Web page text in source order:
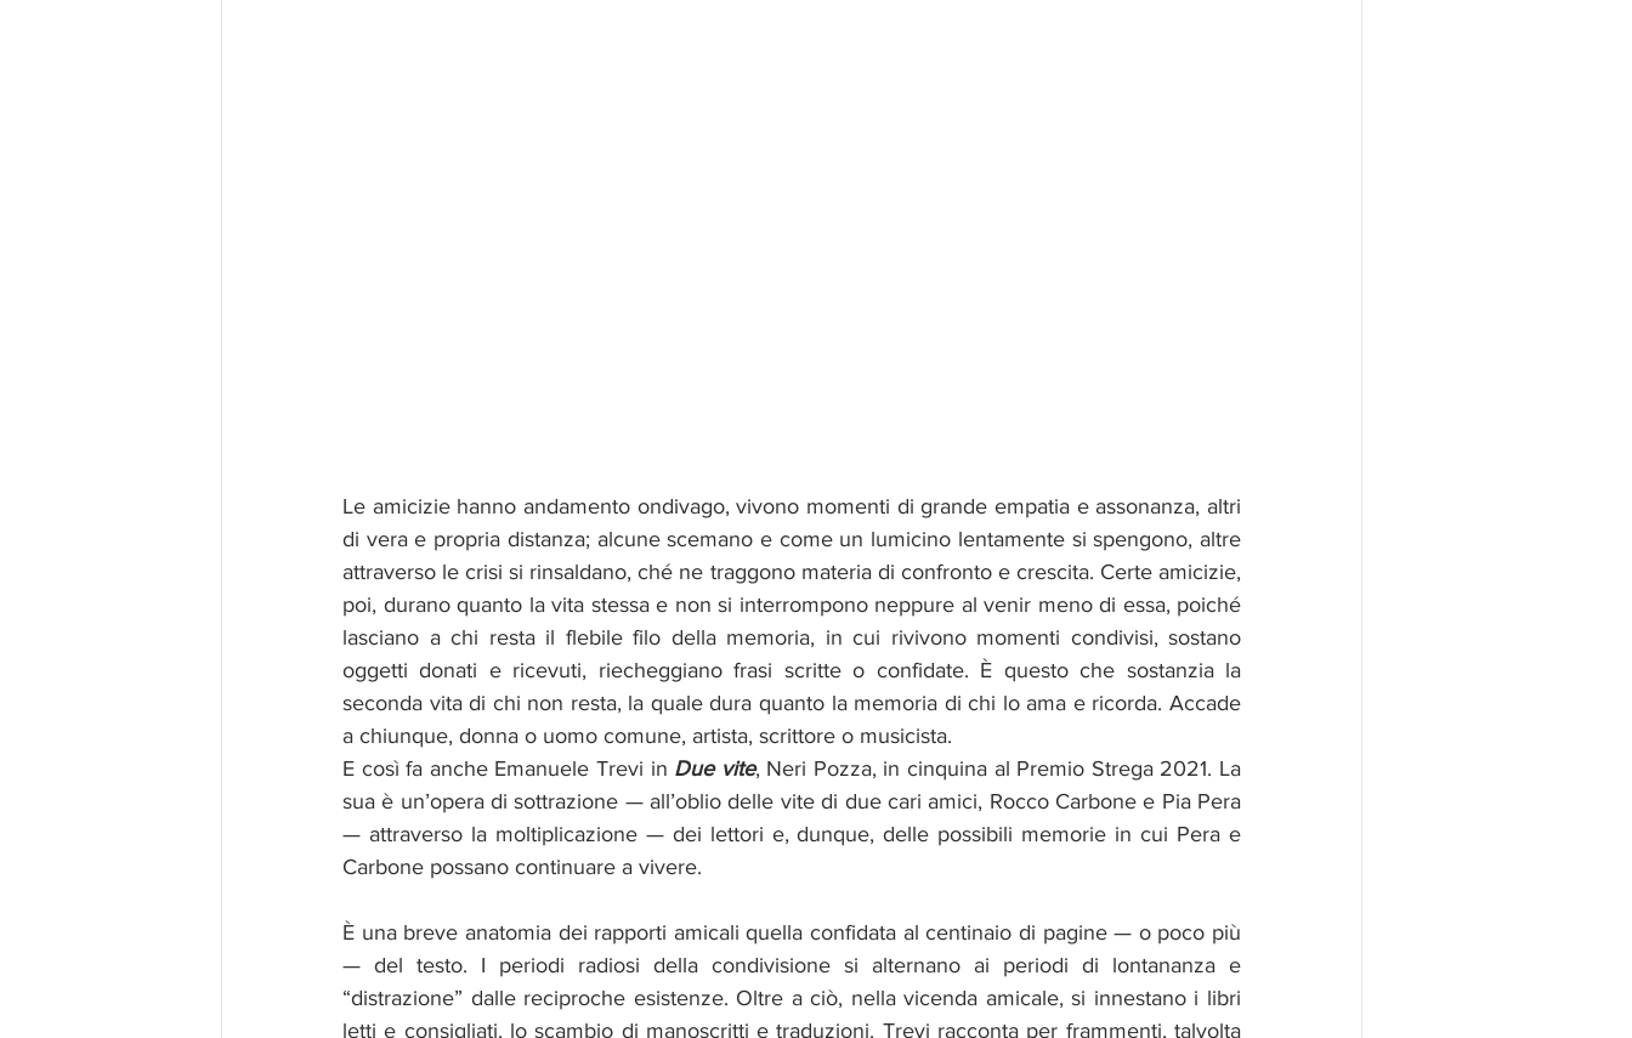
Le amicizie hanno andamento ondivago, vivono momenti di grande empatia e assonanza, altri
di vera e propria distanza; alcune scemano e come un lumicino lentamente si spengono, altre
attraverso le crisi si rinsaldano, ché ne traggono materia di confronto e crescita. Certe amicizie,
poi, durano quanto la vita stessa e non si interrompono neppure al venir meno di essa, poiché
lasciano a chi resta il flebile filo della memoria, in cui rivivono momenti condivisi, sostano
oggetti donati e ricevuti, riecheggiano frasi scritte o confidate. È questo che sostanzia la
seconda vita di chi non resta, la quale dura quanto la memoria di chi lo ama e ricorda. Accade
a chiunque, donna o uomo comune, artista, scrittore o musicista.
E così fa anche Emanuele Trevi in Due vite, Neri Pozza, in cinquina al Premio Strega 2021. La
sua è un’opera di sottrazione — all’oblio delle vite di due cari amici, Rocco Carbone e Pia Pera
— attraverso la moltiplicazione — dei lettori e, dunque, delle possibili memorie in cui Pera e
Carbone possano continuare a vivere.
È una breve anatomia dei rapporti amicali quella confidata al centinaio di pagine — o poco più
— del testo. I periodi radiosi della condivisione si alternano ai periodi di lontananza e
“distrazione” dalle reciproche esistenze. Oltre a ciò, nella vicenda amicale, si innestano i libri
letti e consigliati, lo scambio di manoscritti e traduzioni. Trevi racconta per frammenti, talvolta